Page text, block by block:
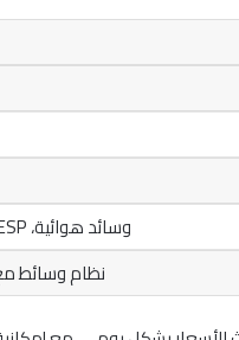
وسائد هوائية، ABS، ESP، حساسات أمامية وخلفية
نظام وسائط